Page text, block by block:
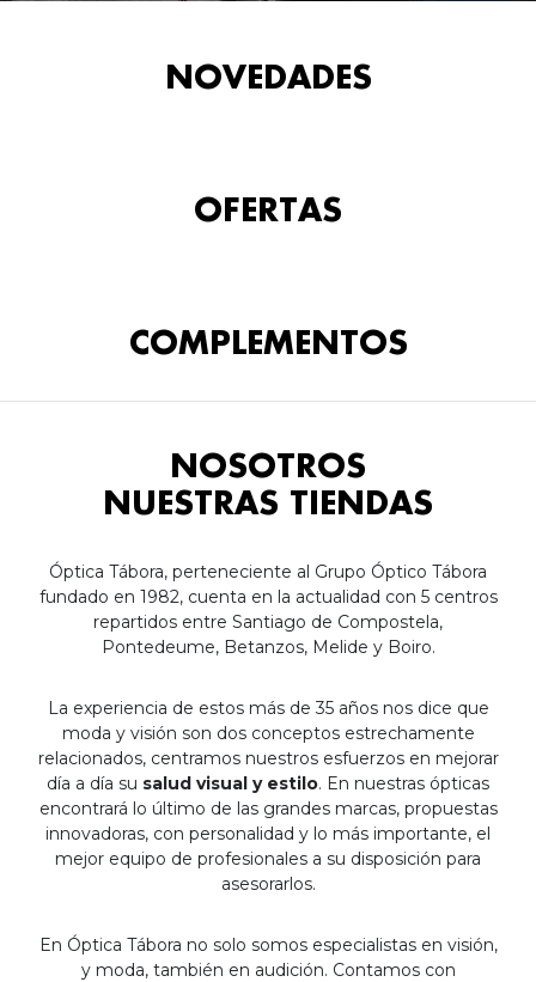
NOVEDADES
OFERTAS
COMPLEMENTOS
NOSOTROS
NUESTRAS TIENDAS
Óptica Tábora, perteneciente al Grupo Óptico Tábora
fundado en 1982, cuenta en la actualidad con 5 centros
repartidos entre Santiago de Compostela,
Pontedeume, Betanzos, Melide y Boiro.
La experiencia de estos más de 35 años nos dice que
moda y visión son dos conceptos estrechamente
relacionados, centramos nuestros esfuerzos en mejorar
día a día su salud visual y estilo. En nuestras ópticas
encontrará lo último de las grandes marcas, propuestas
innovadoras, con personalidad y lo más importante, el
mejor equipo de profesionales a su disposición para
asesorarlos.
En Óptica Tábora no solo somos especialistas en visión,
y moda, también en audición. Contamos con